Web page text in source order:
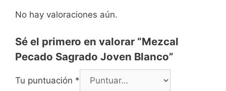
No hay valoraciones aún.
Sé el primero en valorar “Mezcal
Pecado Sagrado Joven Blanco”
Tu puntuación *